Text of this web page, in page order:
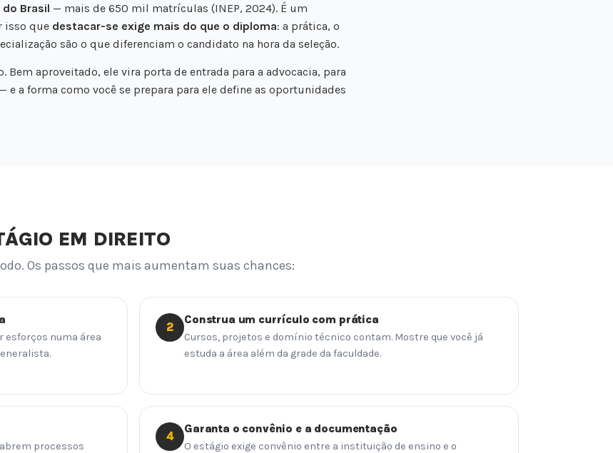
Brasil — mais de 650 mil matrículas (INEP, 2024). É um
isso que destacar-se exige mais do que o diploma: a prática, o
são o que diferenciam o candidato na hora da seleção.
Bem aproveitado, ele vira porta de entrada para a advocacia, para
a forma como você se prepara para ele define as oportunidades
EM DIREITO
Os passos que mais aumentam suas chances:
esforços numa área
2
Construa um currículo com prática
Cursos, projetos e domínio técnico contam. Mostre que você já
estuda a área além da grade da faculdade.
processos
4
Garanta o convênio e a documentação
O estágio exige convênio entre a instituição de ensino e o